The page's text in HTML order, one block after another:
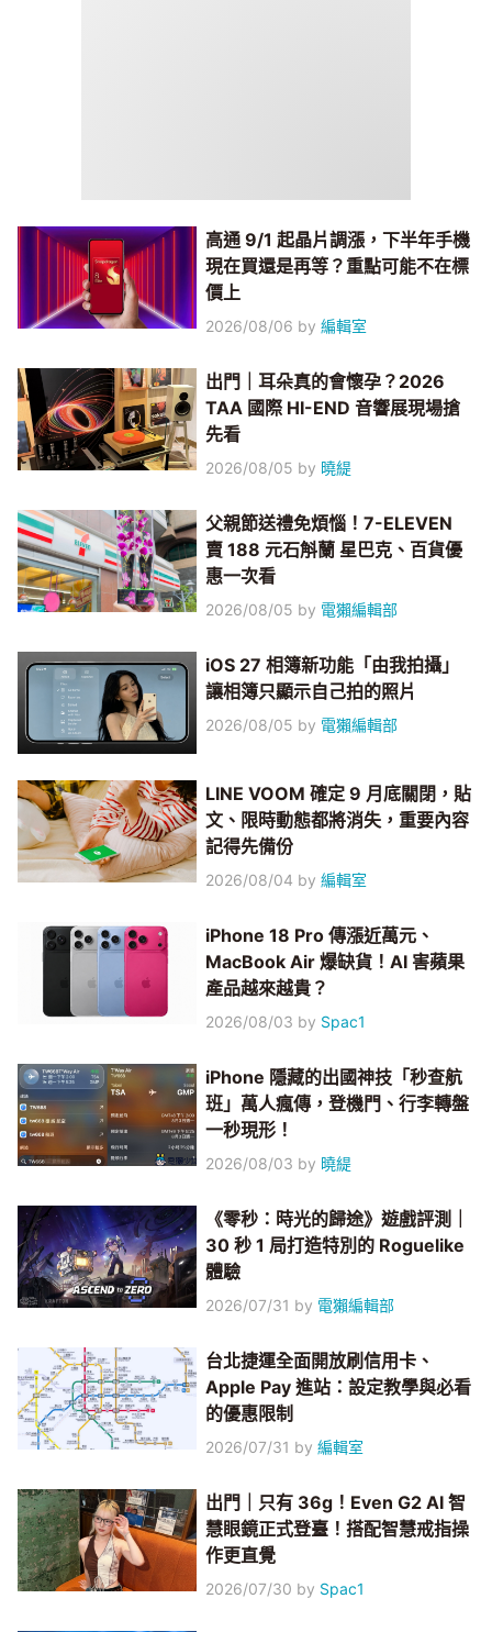
高通 9/1 起晶片調漲，下半年手機
現在買還是再等？重點可能不在標
價上
2026/08/06 by編輯室
出門｜耳朵真的會懷孕？2026
TAA 國際 HI-END 音響展現場搶
先看
2026/08/05 by 曉緹
父親節送禮免煩惱！7-ELEVEN
賣 188 元石斛蘭 星巴克、百貨優
惠一次看
2026/08/05 by 電獺編輯部
iOS 27 相簿新功能「由我拍攝」
讓相簿只顯示自己拍的照片
2026/08/05 by 電獺編輯部
LINE VOOM 確定 9 月底關閉，貼
文、限時動態都將消失，重要內容
記得先備份
2026/08/04 by編輯室
iPhone 18 Pro 傳漲近萬元、
MacBook Air 爆缺貨！AI 害蘋果
產品越來越貴？
2026/08/03 by Spac1
iPhone 隱藏的出國神技「秒查航
班」萬人瘋傳，登機門、行李轉盤
一秒現形！
2026/08/03 by 曉緹
《零秒：時光的歸途》遊戲評測｜
30 秒 1 局打造特別的 Roguelike
體驗
2026/07/31 by 電獺編輯部
台北捷運全面開放刷信用卡、
Apple Pay 進站：設定教學與必看
的優惠限制
2026/07/31 by編輯室
出門｜只有 36g！Even G2 AI 智
慧眼鏡正式登臺！搭配智慧戒指操
作更直覺
2026/07/30 by Spac1